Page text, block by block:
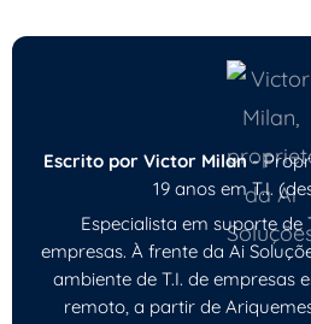
Escrito por Victor Milan-
19 anos em T.I.
Especialista em suporte de
empresas. À frente da Ai
ambiente de T.I. de empresas
remoto, a partir de